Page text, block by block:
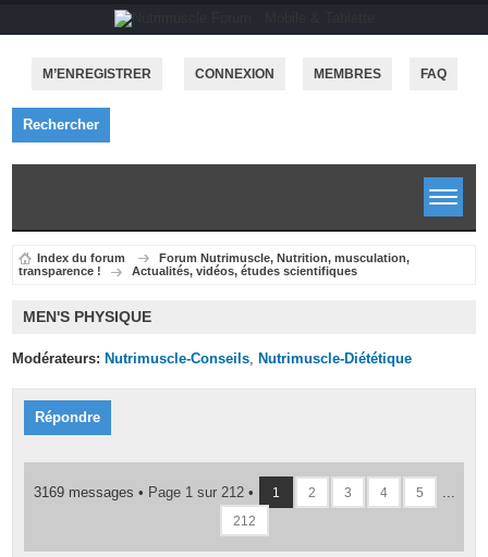
M’ENREGISTRER CONNEXION MEMBRES FAQ
Rechercher
Index du forum
Forum Nutrimuscle, Nutrition, musculation,
transparence !
Actualités, vidéos, études scientifiques
MEN'S PHYSIQUE
Modérateurs: Nutrimuscle-Conseils ,Nutrimuscle-Diététique
Répondre
3169 messages • Page 1sur 212• 1 2 3 4 5 ...
212